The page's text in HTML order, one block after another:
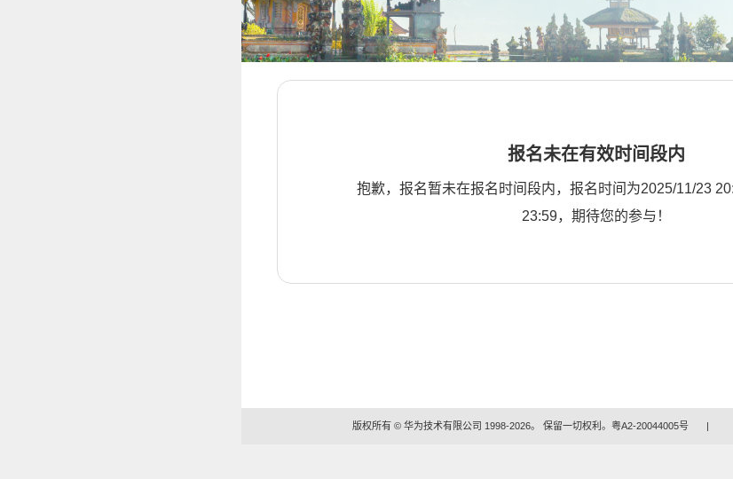
报名未在有效时间段内
抱歉，报名暂未在报名时间段内，报名时间为2025/11/23
23:59，期待您的参与！
版权所有 © 华为技术有限公司 1998-2026。 保留一切权利。粤A2-20044005号 |